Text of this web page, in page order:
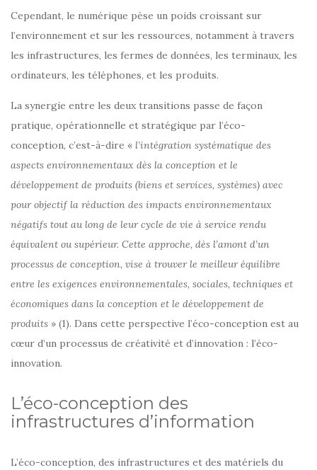
Cependant, le numérique pèse un poids croissant sur
l’environnement et sur les ressources, notamment à travers
les infrastructures, les fermes de données, les terminaux, les
ordinateurs, les téléphones, et les produits.
La synergie entre les deux transitions passe de façon
pratique, opérationnelle et stratégique par l’éco-
conception, c’est-à-dire « l’intégration systématique des
aspects environnementaux dès la conception et le
développement de produits (biens et services, systèmes) avec
pour objectif la réduction des impacts environnementaux
négatifs tout au long de leur cycle de vie à service rendu
équivalent ou supérieur. Cette approche, dès l’amont d’un
processus de conception, vise à trouver le meilleur équilibre
entre les exigences environnementales, sociales, techniques et
économiques dans la conception et le développement de
produits » (1). Dans cette perspective l’éco-conception est au
cœur d’un processus de créativité et d’innovation : l’éco-
innovation.
L’éco-conception des
infrastructures d’information
L’éco-conception, des infrastructures et des matériels du